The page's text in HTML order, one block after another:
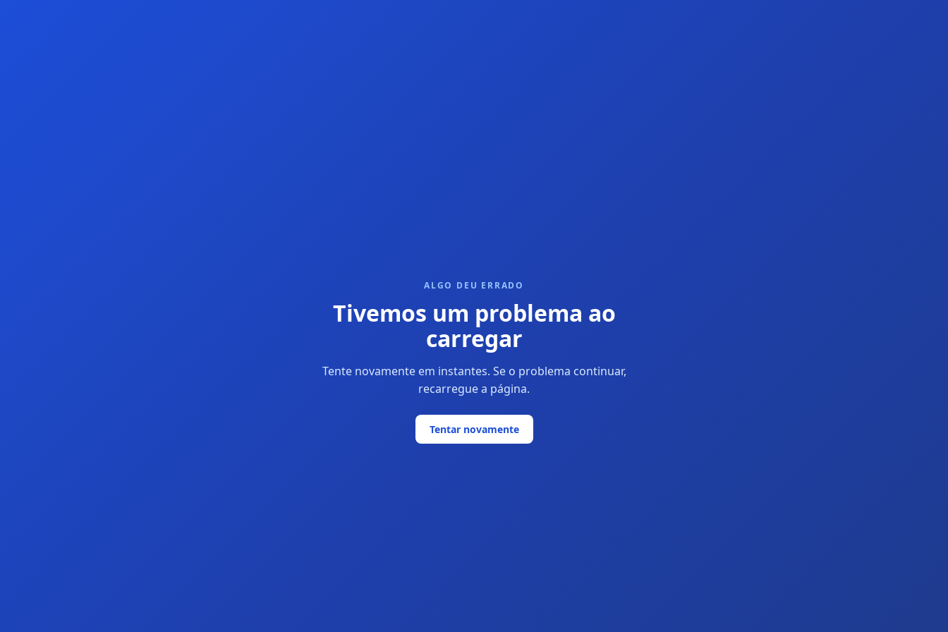
ALGO DEU ERRADO
Tivemos um problema ao
carregar
Tente novamente em instantes. Se o problema continuar,
recarregue a página.
Tentar novamente